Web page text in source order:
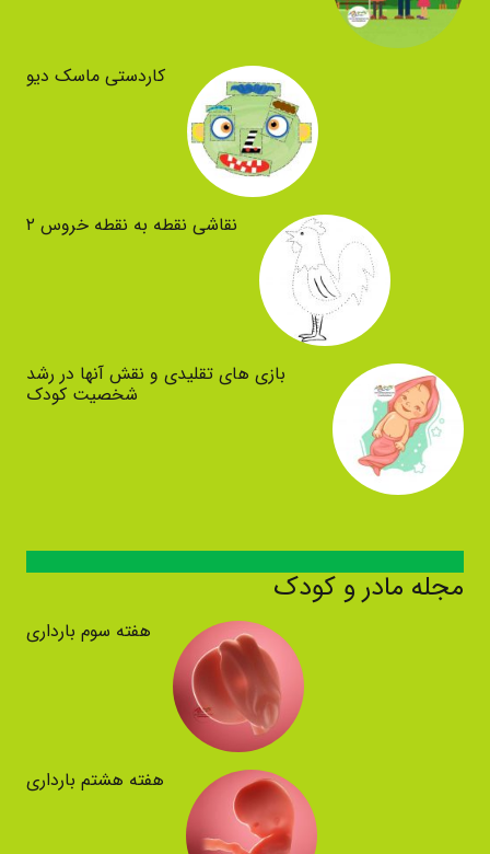
کاردستی ماسک دیو
نقاشی نقطه به نقطه خروس ۲
بازی های تقلیدی و نقش آنها در رشد
شخصیت کودک
مجله مادر و کودک
هفته سوم بارداری
هفته هشتم بارداری